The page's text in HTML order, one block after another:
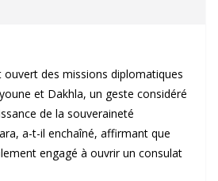
ouvert des missions diplomatiques
et Dakhla, un geste considéré
de la souveraineté
a-t-il enchaîné, affirmant que
engagé à ouvrir un consulat